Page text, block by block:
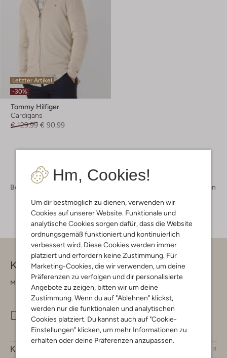
Hm, Cookies!
Um dir bestmöglich zu dienen, verwenden wir
Cookies auf unserer Website. Funktionale und
analytische Cookies sorgen dafür, dass die Website
ordnungsgemäß funktioniert und kontinuierlich
verbessert wird. Diese Cookies werden immer
platziert und erfordern keine Zustimmung. Für
Marketing-Cookies, die wir verwenden, um deine
Präferenzen zu verfolgen und dir personalisierte
Angebote zu zeigen, bitten wir um deine
Zustimmung. Wenn du auf "Ablehnen" klickst,
werden nur die funktionalen und analytischen
Cookies platziert. Du kannst auch auf "Cookie-
Einstellungen" klicken, um mehr Informationen zu
erhalten oder deine Präferenzen anzupassen.
Letzter Artikel
-30%
Tommy Hilfiger
Cardigans
€ 129,99 € 90,99
Bekleidung Pullover & Cardigans Herren
Kontakt
Montag - Freitag 09:00 - 17:00 uur
Kundenservice